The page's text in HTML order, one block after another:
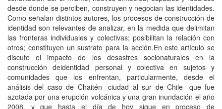
desde donde se perciben, construyen y negocian las identidades.
Como señalan distintos autores, los procesos de construcción de
identidad son relevantes de analizar, en la medida que delimitan
las fronteras individuales y colectivas; posibilitan la relación con
otros; constituyen un sustrato para la acción.En este artículo se
discute el impacto de los desastres socionaturales en la
construcción deidentidad personal y colectiva en sujetos y
comunidades que los enfrentan, particularmente, desde el
análisis del caso de Chaitén -ciudad al sur de Chile- que fue
azotada por una erupción volcánica y una gran inundación el año
2008, y que hasta el día de hoy sigue en proceso de